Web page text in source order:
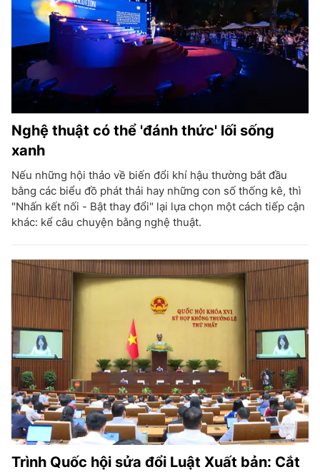
Nghệ thuật có thể 'đánh thức' lối sống
xanh
Nếu những hội thảo về biến đổi khí hậu thường bắt đầu
bằng các biểu đồ phát thải hay những con số thống kê, thì
"Nhấn kết nối - Bật thay đổi" lại lựa chọn một cách tiếp cận
khác: kể câu chuyện bằng nghệ thuật.
Trình Quốc hội sửa đổi Luật Xuất bản: Cắt